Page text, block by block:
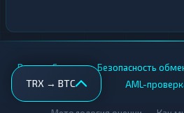
TRX → BTC
Вики • Города • Безопасность
AML-